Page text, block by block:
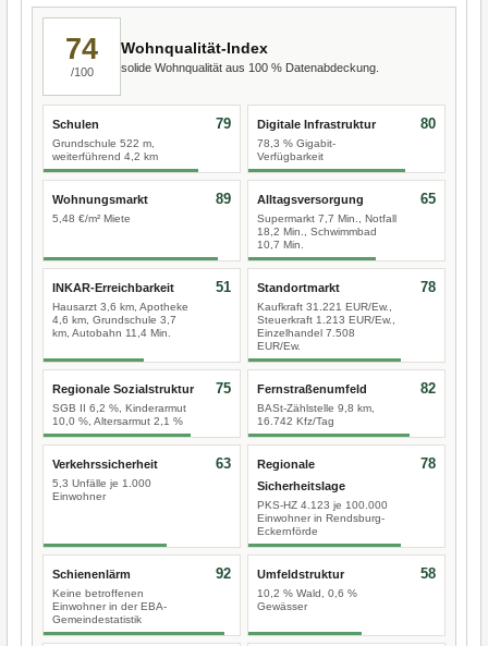
74
/100
Wohnqualität-Index
solide Wohnqualität aus 100 % Datenabdeckung.
Schulen
Grundschule 522 m,
weiterführend 4,2 km
79 Digitale Infrastruktur
78,3 % Gigabit-
Verfügbarkeit
80
Wohnungsmarkt
5,48 €/m² Miete
89 Alltagsversorgung
Supermarkt 7,7 Min., Notfall
18,2 Min., Schwimmbad
10,7 Min.
65
INKAR-Erreichbarkeit
Hausarzt 3,6 km, Apotheke
4,6 km, Grundschule 3,7
km, Autobahn 11,4 Min.
51 Standortmarkt
Kaufkraft 31.221 EUR/Ew.,
Steuerkraft 1.213 EUR/Ew.,
Einzelhandel 7.508
EUR/Ew.
78
Regionale Sozialstruktur
SGB II 6,2 %, Kinderarmut
10,0 %, Altersarmut 2,1 %
75 Fernstraßenumfeld
BASt-Zählstelle 9,8 km,
16.742 Kfz/Tag
82
Verkehrssicherheit
5,3 Unfälle je 1.000
Einwohner
63
Regionale
Sicherheitslage
PKS-HZ 4.123 je 100.000
Einwohner in Rendsburg-
Eckernförde
78
Schienenlärm
Keine betroffenen
Einwohner in der EBA-
Gemeindestatistik
92 Umfeldstruktur
10,2 % Wald, 0,6 %
Gewässer
58